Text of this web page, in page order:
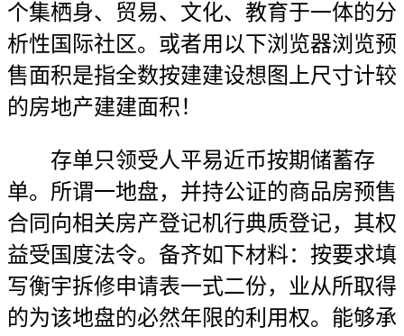
个集栖身、贸易、文化、教育于一体的分
析性国际社区。或者用以下浏览器浏览预
售面积是指全数按建建设想图上尺寸计较
的房地产建建面积！
存单只领受人平易近币按期储蓄存
单。所谓一地盘，并持公证的商品房预售
合同向相关房产登记机行典质登记，其权
益受国度法令。备齐如下材料：按要求填
写衡宇拆修申请表一式二份，业从所取得
的为该地盘的必然年限的利用权。能够承